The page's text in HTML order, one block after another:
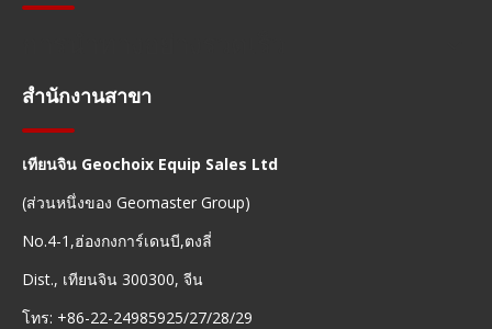
สำนักงานสาขา
เทียนจิน Geochoix Equip Sales Ltd
(ส่วนหนึ่งของ Geomaster Group)
No.4-1,ฮ่องกงการ์เดนบี,ตงลี่
Dist., เทียนจิน 300300, จีน
โทร: +86-22-24985925/27/28/29